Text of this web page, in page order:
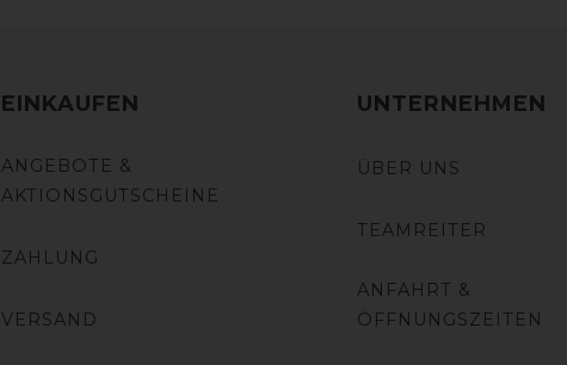
EINKAUFEN
ANGEBOTE &
AKTIONSGUTSCHEINE
ZAHLUNG
VERSAND
UNTERNEHMEN
ÜBER UNS
TEAMREITER
ANFAHRT &
ÖFFNUNGSZEITEN